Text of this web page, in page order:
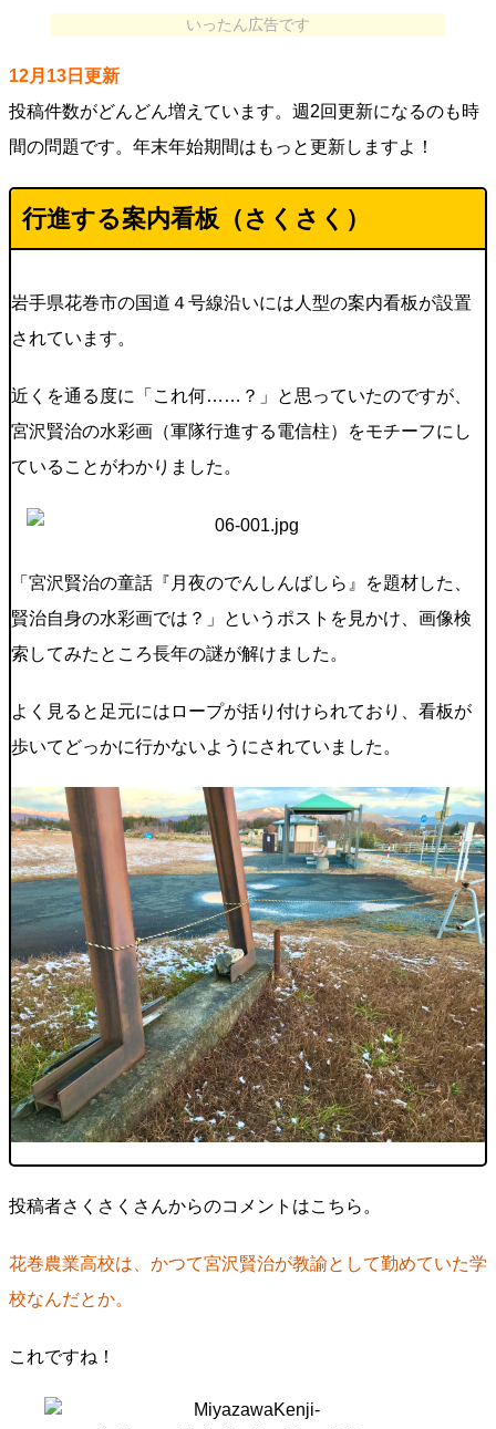
いったん広告です
12月13日更新
投稿件数がどんどん増えています。週2回更新になるのも時
間の問題です。年末年始期間はもっと更新しますよ！
行進する案内看板（さくさく）
岩手県花巻市の国道４号線沿いには人型の案内看板が設置
されています。
近くを通る度に「これ何……？」と思っていたのですが、
宮沢賢治の水彩画（軍隊行進する電信柱）をモチーフにし
ていることがわかりました。
「宮沢賢治の童話『月夜のでんしんばしら』を題材した、
賢治自身の水彩画では？」というポストを見かけ、画像検
索してみたところ長年の謎が解けました。
よく見ると足元にはロープが括り付けられており、看板が
歩いてどっかに行かないようにされていました。
投稿者さくさくさんからのコメントはこちら。
花巻農業高校は、かつて宮沢賢治が教諭として勤めていた学
校なんだとか。
これですね！